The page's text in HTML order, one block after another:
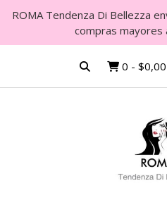
ROMA Tendenza Di Bellezza
compras mayores
0 - $0,00